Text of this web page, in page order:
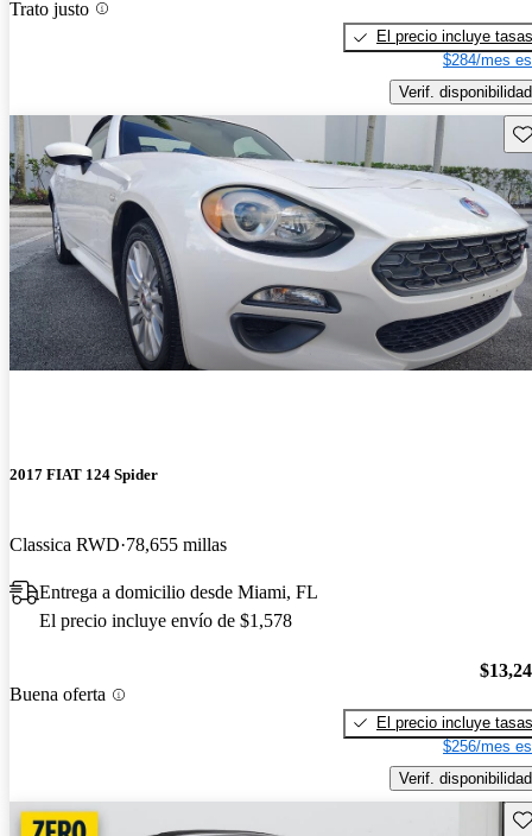
Trato justo
El precio incluye tasas
$284/mes
Verif. disponibilidad
2017 FIAT 124 Spider
Classica RWD 78,655 millas
Entrega a domicilio desde Miami, FL
El precio incluye envío de $1,578
Buena oferta
El precio incluye tasas
$256/mes
Verif. disponibilidad